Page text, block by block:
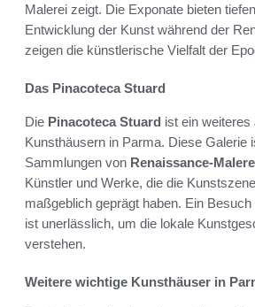
Malerei zeigt. Die Exponate bieten
Entwicklung der Kunst während der
zeigen die künstlerische Vielfalt der
Das Pinacoteca Stuard
Die Pinacoteca Stuard ist ein
Kunsthäusern in Parma. Diese Galerie
Sammlungen von Renaissance-
Künstler und Werke, die die
maßgeblich geprägt haben. Ein
ist unerlässlich, um die lokale
verstehen.
Weitere wichtige Kunsthäuser in